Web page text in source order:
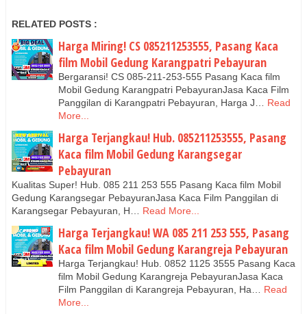
RELATED POSTS :
Harga Miring! CS 085211253555, Pasang Kaca
film Mobil Gedung Karangpatri Pebayuran
Bergaransi! CS 085-211-253-555 Pasang Kaca film
Mobil Gedung Karangpatri PebayuranJasa Kaca Film
Panggilan di Karangpatri Pebayuran, Harga J… Read
More...
Harga Terjangkau! Hub. 085211253555, Pasang
Kaca film Mobil Gedung Karangsegar
Pebayuran
Kualitas Super! Hub. 085 211 253 555 Pasang Kaca film Mobil
Gedung Karangsegar PebayuranJasa Kaca Film Panggilan di
Karangsegar Pebayuran, H… Read More...
Harga Terjangkau! WA 085 211 253 555, Pasang
Kaca film Mobil Gedung Karangreja Pebayuran
Harga Terjangkau! Hub. 0852 1125 3555 Pasang Kaca
film Mobil Gedung Karangreja PebayuranJasa Kaca
Film Panggilan di Karangreja Pebayuran, Ha… Read
More...